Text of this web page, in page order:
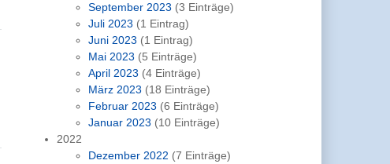
September 2023 (3 Einträge)
Juli 2023 (1 Eintrag)
Juni 2023 (1 Eintrag)
Mai 2023 (5 Einträge)
April 2023 (4 Einträge)
März 2023 (18 Einträge)
Februar 2023 (6 Einträge)
Januar 2023 (10 Einträge)
2022
Dezember 2022 (7 Einträge)